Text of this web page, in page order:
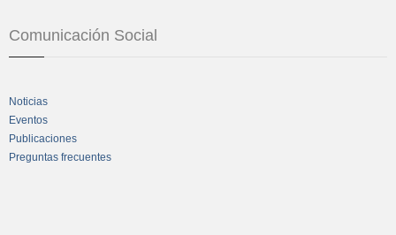
Comunicación Social
Noticias
Eventos
Publicaciones
Preguntas frecuentes